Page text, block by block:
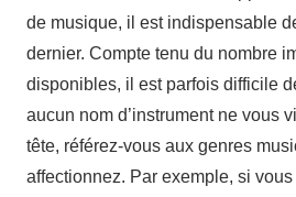
de musique, il est indispensable
dernier. Compte tenu du nombre
disponibles, il est parfois difficile
aucun nom d’instrument ne vous
tête, référez-vous aux genres
affectionnez. Par exemple, si